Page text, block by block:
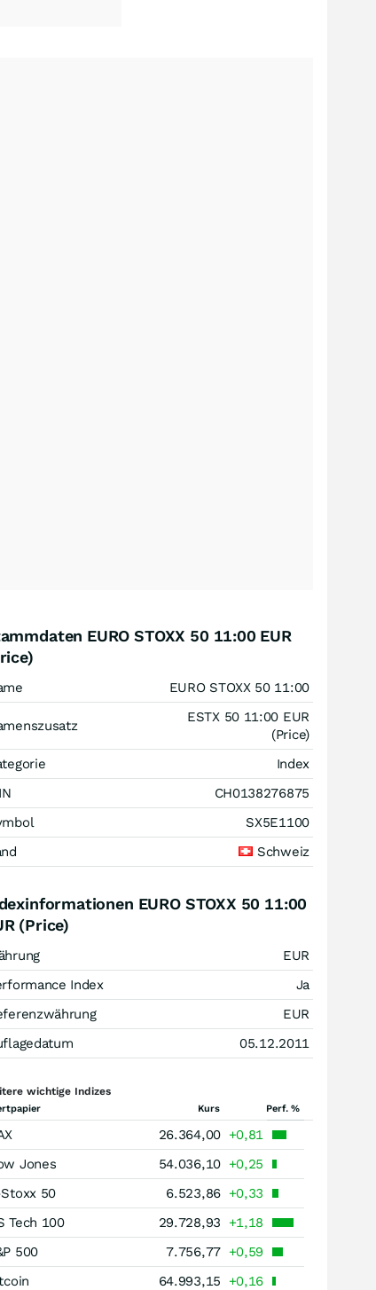
EURO STOXX 50 11:00 EUR
EURO STOXX 50 11:00
ESTX 50 11:00 EUR
(Price)
Index
CH0138276875
SX5E1100
Schweiz
EURO STOXX 50 11:00
(Price)
EUR
Index
Ja
EUR
05.12.2011
wichtige Indizes
Kurs Perf. %
26.364,00 +0,81
Jones
54.036,10 +0,25
50
6.523,86 +0,33
Tech 100
29.728,93
+1,18
500
7.756,77 +0,59
64.993,15
+0,16